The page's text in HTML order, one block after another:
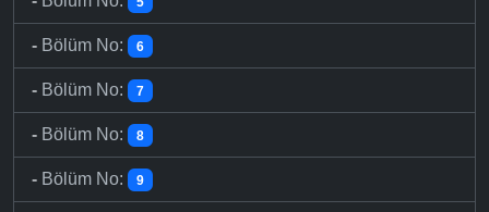
- Bölüm No: 6
- Bölüm No: 7
- Bölüm No: 8
- Bölüm No: 9